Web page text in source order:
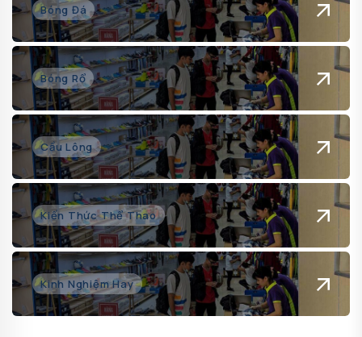
Bóng Đá
Bóng Rổ
Cầu Lông
Kiến Thức Thể Thao
Kinh Nghiệm Hay